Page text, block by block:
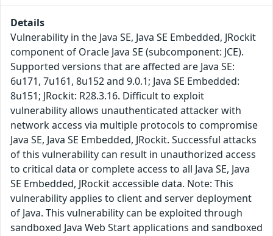
Details
Vulnerability in the Java SE, Java SE Embedded, JRockit
component of Oracle Java SE (subcomponent: JCE).
Supported versions that are affected are Java SE:
6u171, 7u161, 8u152 and 9.0.1; Java SE Embedded:
8u151; JRockit: R28.3.16. Difficult to exploit
vulnerability allows unauthenticated attacker with
network access via multiple protocols to compromise
Java SE, Java SE Embedded, JRockit. Successful attacks
of this vulnerability can result in unauthorized access
to critical data or complete access to all Java SE, Java
SE Embedded, JRockit accessible data. Note: This
vulnerability applies to client and server deployment
of Java. This vulnerability can be exploited through
sandboxed Java Web Start applications and sandboxed